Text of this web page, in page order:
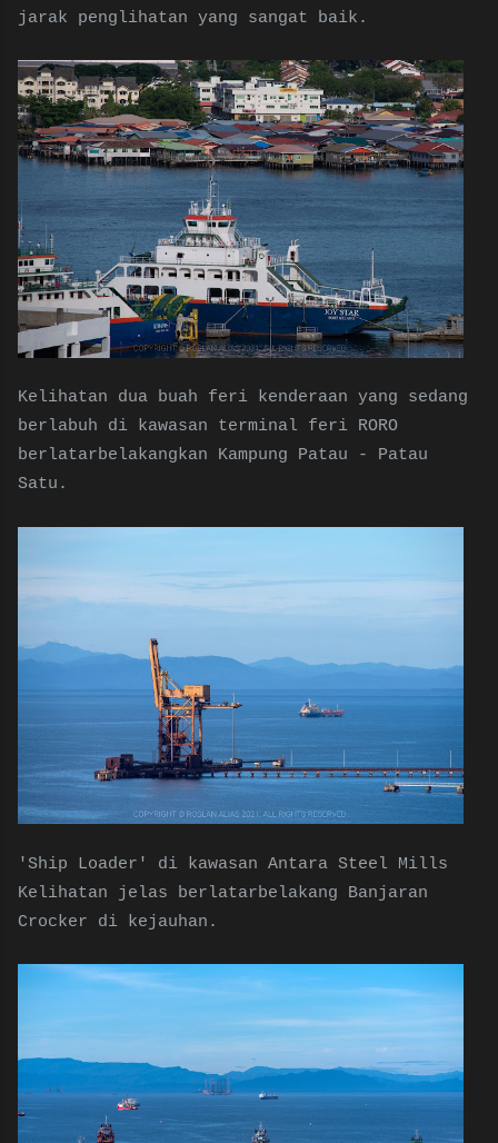
jarak penglihatan yang sangat baik.
Kelihatan dua buah feri kenderaan yang sedang
berlabuh di kawasan terminal feri RORO
berlatarbelakangkan Kampung Patau - Patau
Satu.
'Ship Loader' di kawasan Antara Steel Mills
Kelihatan jelas berlatarbelakang Banjaran
Crocker di kejauhan.